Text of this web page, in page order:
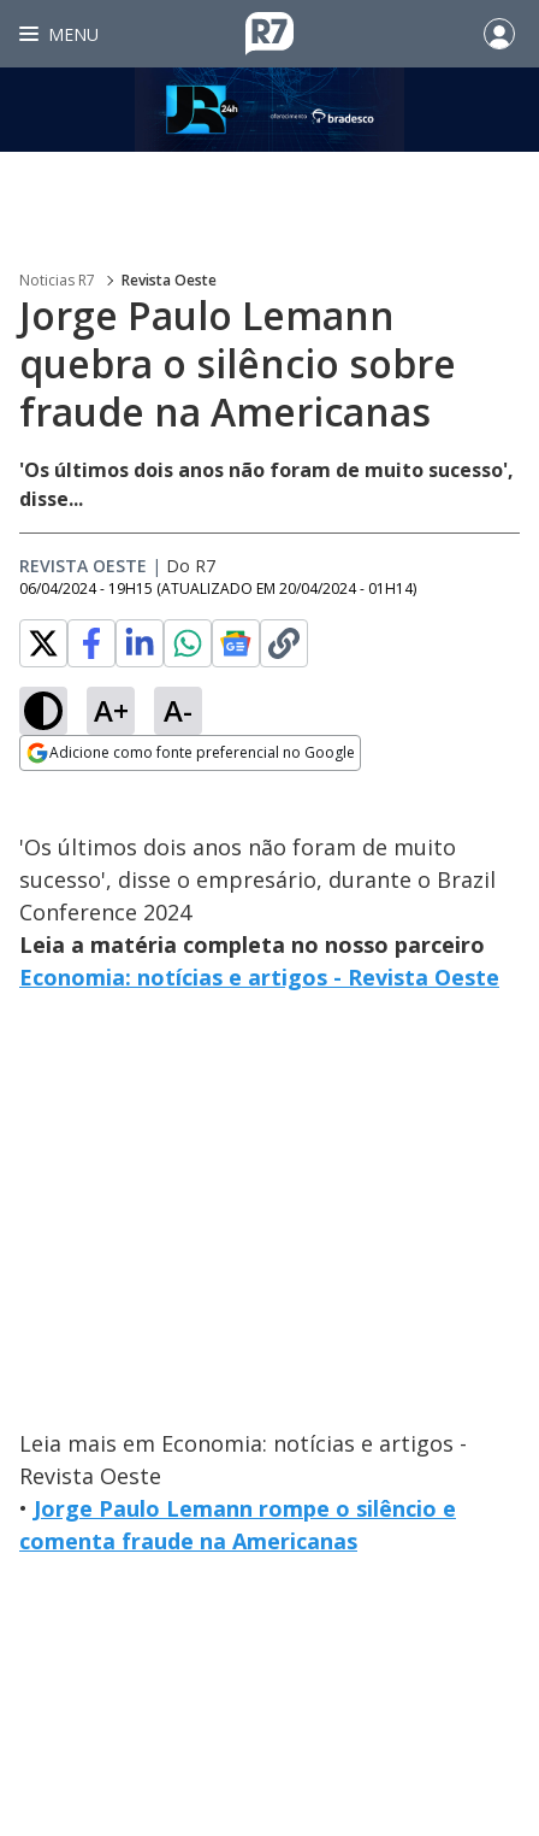
MENU
Noticias R7 Revista Oeste
Jorge Paulo Lemann
quebra o silêncio sobre
fraude na Americanas
'Os últimos dois anos não foram de muito sucesso',
disse...
REVISTA OESTE | Do R7
06/04/2024 - 19H15 (ATUALIZADO EM 20/04/2024 - 01H14)
A+ A-
Adicione como fonte preferencial no Google
'Os últimos dois anos não foram de muito
sucesso', disse o empresário, durante o Brazil
Conference 2024
Leia a matéria completa no nosso parceiro
Economia: notícias e artigos - Revista Oeste
Leia mais em Economia: notícias e artigos -
Revista Oeste
• Jorge Paulo Lemann rompe o silêncio e
comenta fraude na Americanas